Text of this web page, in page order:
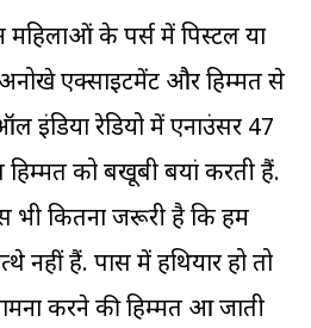
के पर्स में पिस्टल या
अनोखे एक्साइटमेंट और हिम्मत से
इंडिया रेडियो में एनाउंसर 47
हिम्मत को बखूबी बयां करती हैं.
भी कितना जरूरी है कि हम
नहीं हैं. पास में हथियार हो तो
करने की हिम्मत आ जाती